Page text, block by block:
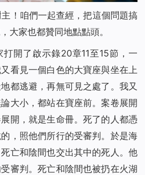
主！咱們一起查經，把這個問題搞
大家也都贊同地點點頭。
打開了啟示錄20章11至15節，一
看見一個白色的大寶座與坐在上
都逃避，再無可見之處了。我又
大小，都站在寶座前。案卷展開
開，就是生命冊。死了的人都憑
，照他們所行的受審判。於是海
亡和陰間也交出其中的死人。他
審判。死亡和陰間也被扔在火湖